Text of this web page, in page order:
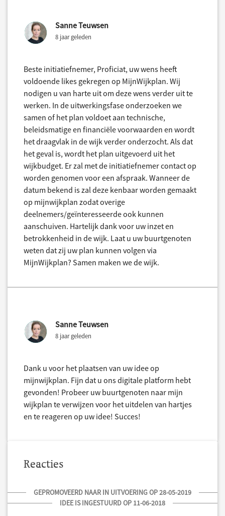
Sanne Teuwsen
8 jaar geleden
Beste initiatiefnemer, Proficiat, uw wens heeft
voldoende likes gekregen op MijnWijkplan. Wij
nodigen u van harte uit om deze wens verder uit te
werken. In de uitwerkingsfase onderzoeken we
samen of het plan voldoet aan technische,
beleidsmatige en financiële voorwaarden en wordt
het draagvlak in de wijk verder onderzocht. Als dat
het geval is, wordt het plan uitgevoerd uit het
wijkbudget. Er zal met de initiatiefnemer contact op
worden genomen voor een afspraak. Wanneer de
datum bekend is zal deze kenbaar worden gemaakt
op mijnwijkplan zodat overige
deelnemers/geïnteresseerde ook kunnen
aanschuiven. Hartelijk dank voor uw inzet en
betrokkenheid in de wijk. Laat u uw buurtgenoten
weten dat zij uw plan kunnen volgen via
MijnWijkplan? Samen maken we de wijk.
Sanne Teuwsen
8 jaar geleden
Dank u voor het plaatsen van uw idee op
mijnwijkplan. Fijn dat u ons digitale platform hebt
gevonden! Probeer uw buurtgenoten naar mijn
wijkplan te verwijzen voor het uitdelen van hartjes
en te reageren op uw idee! Succes!
Reacties
GEPROMOVEERD NAAR IN UITVOERING OP 28-05-2019
IDEE IS INGESTUURD OP 11-06-2018